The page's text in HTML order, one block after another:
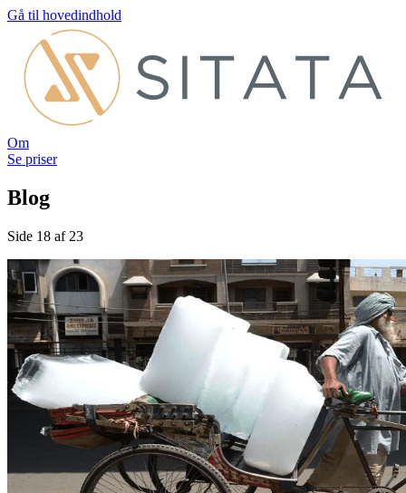
Gå til hovedindhold
Om
Se priser
Blog
Side 18 af 23